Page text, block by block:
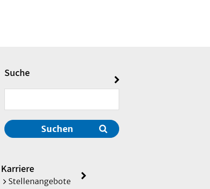
Suche
Suchen
Karriere
Stellenangebote